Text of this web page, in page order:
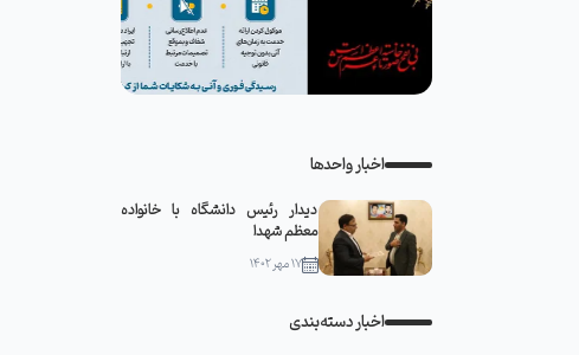
اخبار واحدها
دیدار رئیس دانشگاه با خانواده
معظم شهدا
۱۷ مهر ۱۴۰۲
اخبار دسته‌بندی